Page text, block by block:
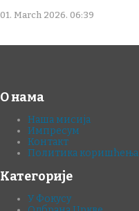
01. March 2026. 06:39
О нама
Наша мисија
Импресум
Контакт
Политика коришћења
Категорије
У Фокусу